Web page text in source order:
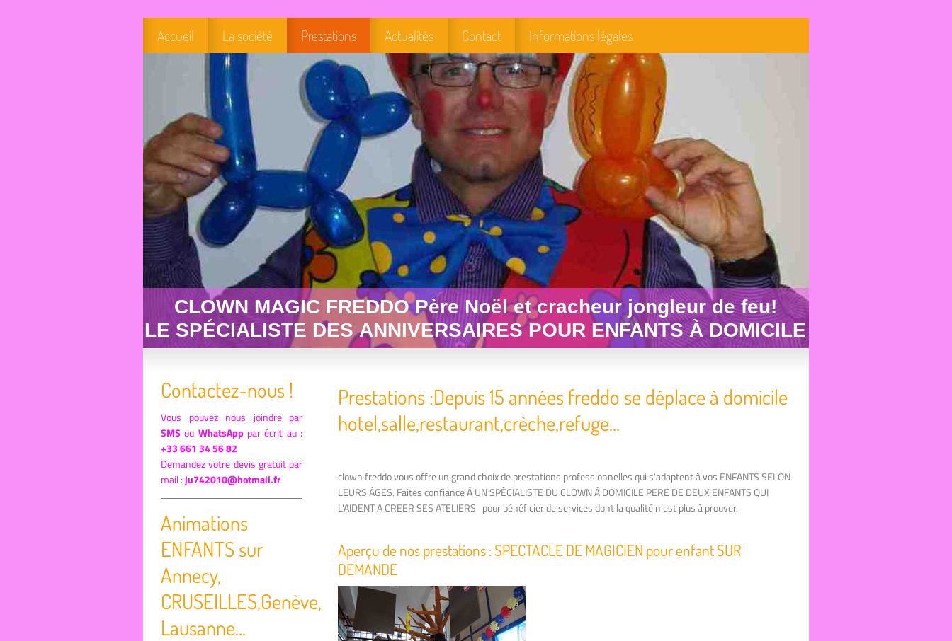
Accueil La société Prestations Actualités Contact Informations légales
CLOWN MAGIC FREDDO Père Noël et cracheur jongleur de feu!
LE SPÉCIALISTE DES ANNIVERSAIRES POUR ENFANTS À DOMICILE
Contactez-nous !
Vous pouvez nous joindre par
SMS ou WhatsApp par écrit au :
+33 661 34 56 82
Demandez votre devis gratuit par
mail :ju742010@hotmail.fr
Animations
ENFANTS sur
Annecy,
CRUSEILLES,Genève,
Lausanne...
Prestations :Depuis 15 années freddo se déplace à domicile
hotel,salle,restaurant,crèche,refuge...
clown freddo vous offre un grand choix de prestations professionnelles qui s'adaptent à vos ENFANTS SELON
LEURS ÀGES. Faites confiance À UN SPÉCIALISTE DU CLOWN À DOMICILE PERE DE DEUX ENFANTS QUI
L'AIDENT A CREER SES ATELIERS pour bénéficier de services dont la qualité n'est plus à prouver.
Aperçu de nos prestations : SPECTACLE DE MAGICIEN pour enfant SUR
DEMANDE